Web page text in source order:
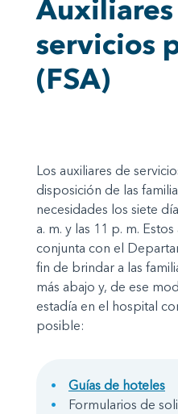
servicios
(FSA)
Los auxiliares de
disposición de las
necesidades los siete
a. m. y las 11 p. m.
conjunta con el
fin de brindar a las
más abajo y, de ese
estadía en el hospital
posible:
Guías de hoteles
Formularios de